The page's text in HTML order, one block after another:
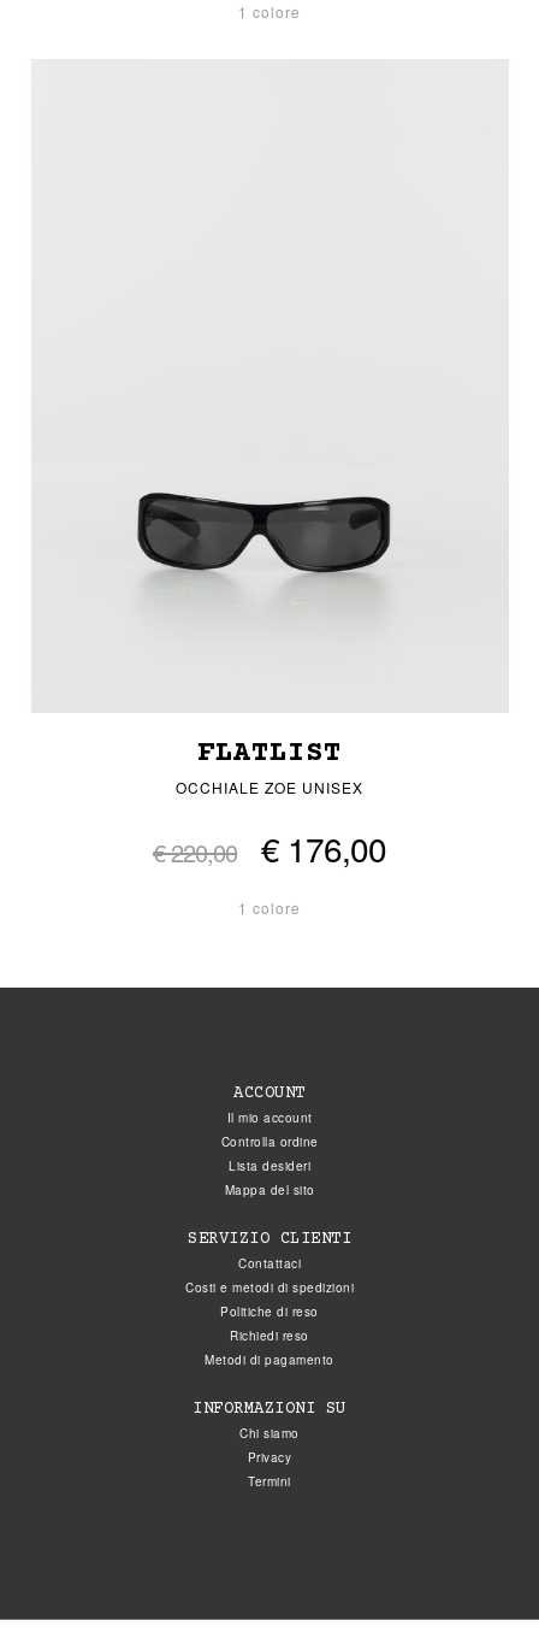
1 colore
FLATLIST
OCCHIALE ZOE UNISEX
€ 220,00 € 176,00
1 colore
ACCOUNT
Il mio account
Controlla ordine
Lista desideri
Mappa del sito
SERVIZIO CLIENTI
Contattaci
Costi e metodi di spedizioni
Politiche di reso
Richiedi reso
Metodi di pagamento
INFORMAZIONI SU
Chi siamo
Privacy
Termini